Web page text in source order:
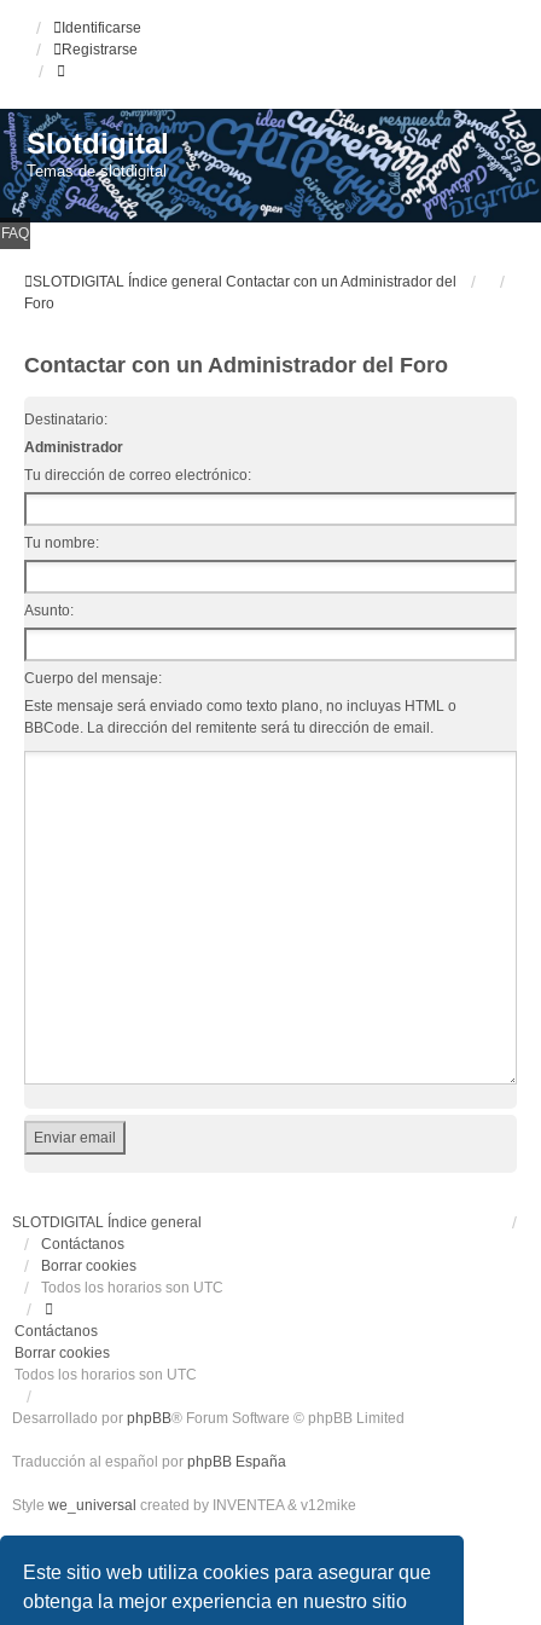
Este sitio web utiliza cookies para asegurar que
obtenga la mejor experiencia en nuestro sitio
Identificarse
Registrarse
Slotdigital
Temas de slotdigital
FAQ
SLOTDIGITAL Índice general Contactar con un Administrador del
Foro
Contactar con un Administrador del Foro
Destinatario:
Administrador
Tu dirección de correo electrónico:
Tu nombre:
Asunto:
Cuerpo del mensaje:
Este mensaje será enviado como texto plano, no incluyas HTML o
BBCode. La dirección del remitente será tu dirección de email.
SLOTDIGITAL Índice general
Contáctanos
Borrar cookies
Todos los horarios son UTC
Contáctanos
Borrar cookies
Todos los horarios son UTC
Desarrollado por phpBB® Forum Software © phpBB Limited
Traducción al español por phpBB España
Style we_universal created by INVENTEA & v12mike